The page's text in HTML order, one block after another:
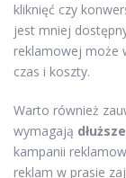
kliknięć czy
jest mniej
reklamowej może
czas i koszty.
Warto również
wymagają
kampanii
reklam w prasie